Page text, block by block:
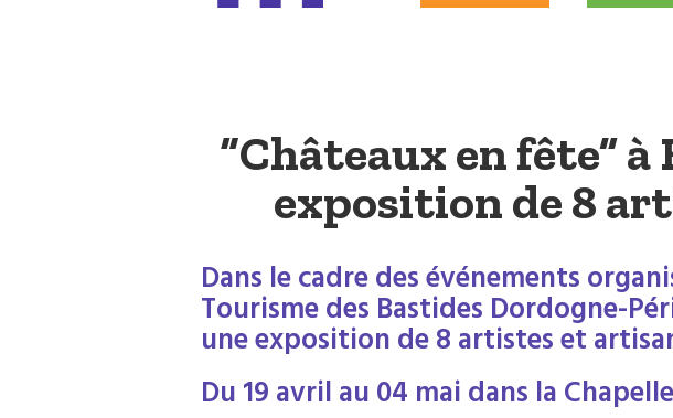
“Châteaux en fête”
exposition de 8
Dans le cadre des événements
Tourisme des Bastides Dordogne-
une exposition de 8 artistes et
Du 19 avril au 04 mai dans la